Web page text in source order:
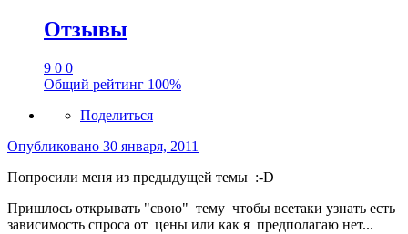
Отзывы
9 0 0
Общий рейтинг 100%
Поделиться
Опубликовано 30 января, 2011
Попросили меня из предыдущей темы :-D
Пришлось открывать "свою" тему чтобы всетаки узнать есть
зависимость спроса от цены или как я предполагаю нет...